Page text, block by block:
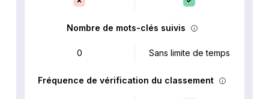
Nombre de mots-clés suivis
0 Sans limite de temps
Fréquence de vérification du classement